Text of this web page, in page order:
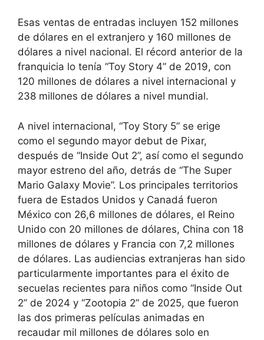
Esas ventas de entradas incluyen 152 millones
de dólares en el extranjero y 160 millones de
dólares a nivel nacional. El récord anterior de la
franquicia lo tenía “Toy Story 4” de 2019, con
120 millones de dólares a nivel internacional y
238 millones de dólares a nivel mundial.
A nivel internacional, “Toy Story 5” se erige
como el segundo mayor debut de Pixar,
después de “Inside Out 2”, así como el segundo
mayor estreno del año, detrás de “The Super
Mario Galaxy Movie”. Los principales territorios
fuera de Estados Unidos y Canadá fueron
México con 26,6 millones de dólares, el Reino
Unido con 20 millones de dólares, China con 18
millones de dólares y Francia con 7,2 millones
de dólares. Las audiencias extranjeras han sido
particularmente importantes para el éxito de
secuelas recientes para niños como “Inside Out
2” de 2024 y “Zootopia 2” de 2025, que fueron
las dos primeras películas animadas en
recaudar mil millones de dólares solo en